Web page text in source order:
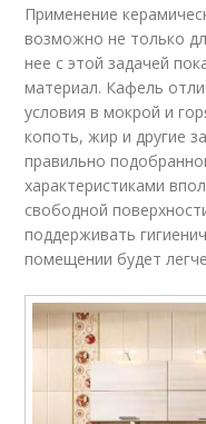
Применение
возможно не только
нее с этой задачей
материал. Кафель
условия в мокрой и
копоть, жир и другие
правильно
характеристиками
свободной
поддерживать
помещении будет